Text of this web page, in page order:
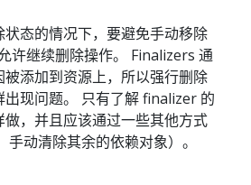
态的情况下，要避免手动移除
许继续删除操作。 Finalizers 通
被添加到资源上，所以强行删除
出现问题。 只有了解 finalizer 的
做，并且应该通过一些其他方式
手动清除其余的依赖对象）。